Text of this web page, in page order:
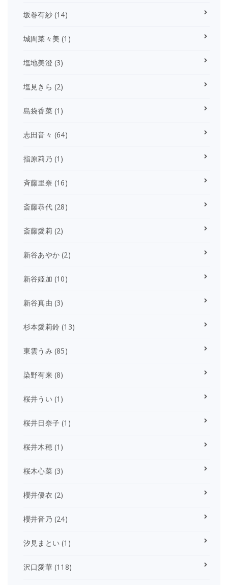
坂巻有紗(14)
城間菜々美 (1)
塩地美澄(3)
塩見きら (2)
島袋香菜(1)
志田音々 (64)
指原莉乃 (1)
斉藤里奈 (16)
斎藤恭代(28)
斎藤愛莉 (2)
新谷あやか (2)
新谷姫加 (10)
新谷真由 (3)
杉本愛莉鈴 (13)
東雲うみ (85)
染野有来(8)
桜井うい (1)
桜井日奈子 (1)
桜井木穂(1)
桜木心菜(3)
櫻井優衣 (2)
櫻井音乃 (24)
汐見まとい (1)
沢口愛華(118)